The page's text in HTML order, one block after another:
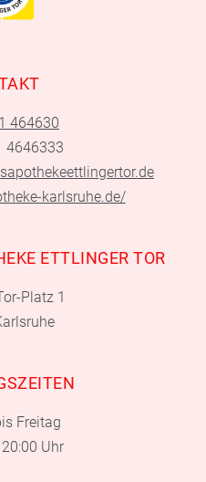
464630
4646333
karlsruhe.de/
ETTLINGER TOR
Platz 1
Freitag
Uhr